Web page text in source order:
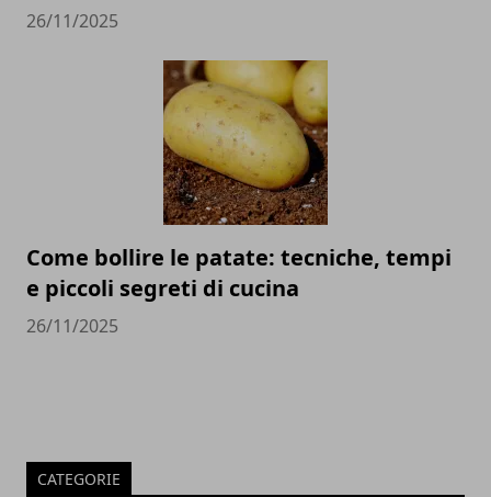
26/11/2025
Come bollire le patate: tecniche, tempi
e piccoli segreti di cucina
26/11/2025
CATEGORIE